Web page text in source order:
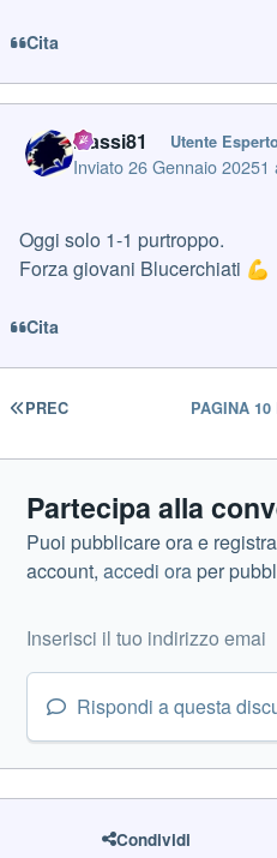
Cita
Massi81 Utente
Inviato26 Gennaio 20251
Oggi solo 1-1 purtroppo.
Forza giovani Blucerchiati 💪
Cita
PRIMA PAGINA
PREC PAGINA 10
Partecipa alla
Puoi pubblicare ora e
account,accedi oraper
Rispondi a questa
Condividi